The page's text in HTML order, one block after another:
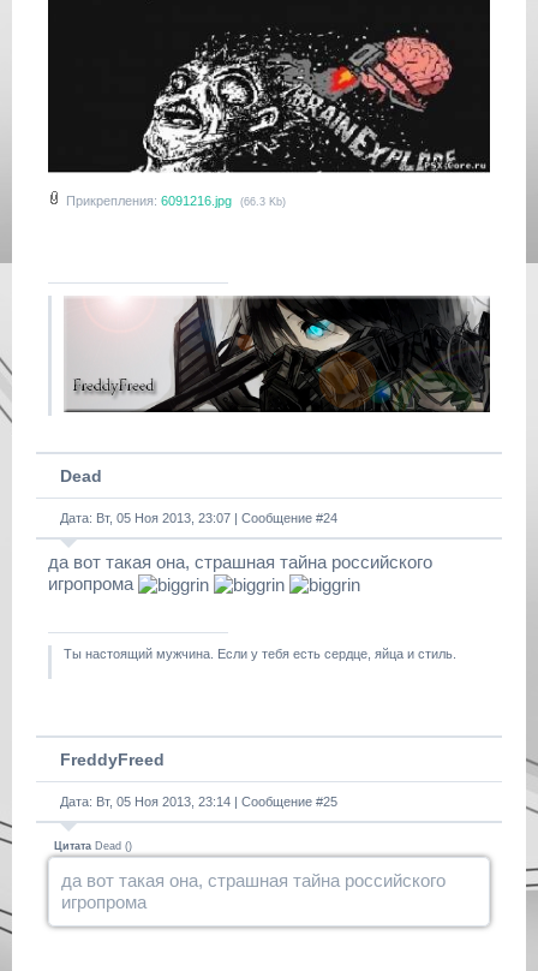
Прикрепления: 6091216.jpg (66.3 Kb)
Dead
Дата: Вт, 05 Ноя 2013, 23:07 | Сообщение #24
да вот такая она, страшная тайна российского
игропрома
Ты настоящий мужчина. Если у тебя есть сердце, яйца и стиль.
FreddyFreed
Дата: Вт, 05 Ноя 2013, 23:14 | Сообщение #25
Цитата Dead ()
да вот такая она, страшная тайна российского
игропрома